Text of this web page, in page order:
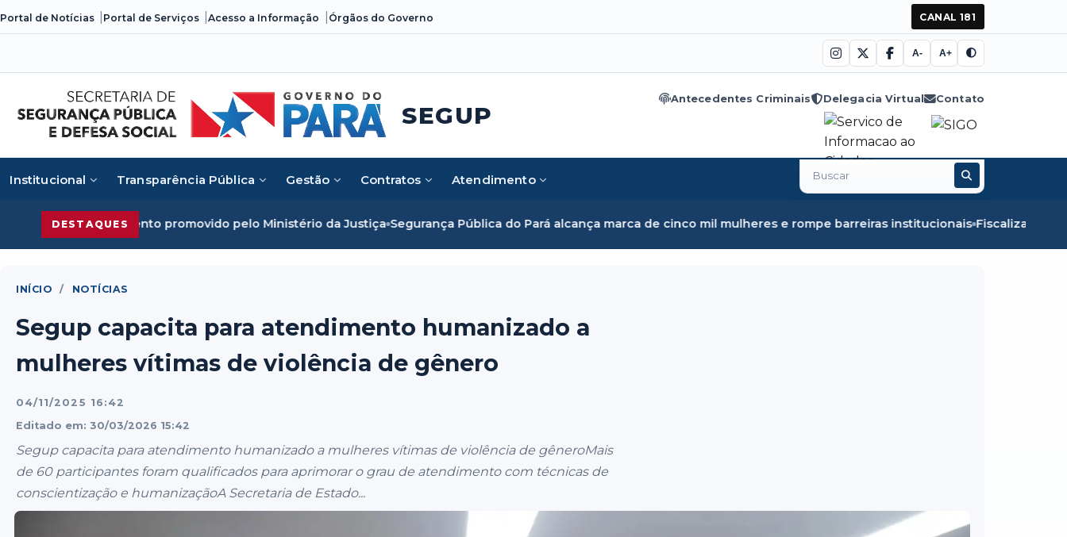
Portal de Notícias Portal de Serviços Acesso a Informação Órgãos do Governo CANAL 181
A- A+
SEGUP
Antecedentes Criminais Delegacia Virtual Contato
Institucional Transparência Pública Gestão Contratos Atendimento
Buscar
no
DESTAQUES
promovido pelo Ministério da Justiça Segurança Pública do Pará alcança marca de cinco mil mulheres e rompe barreiras institucionais Fiscalização em Óbidos apreende
INÍCIO / NOTÍCIAS
Segup capacita para atendimento humanizado a
mulheres vítimas de violência de gênero
04/11/2025 16:42
Editado em: 30/03/2026 15:42
Segup capacita para atendimento humanizado a mulheres vítimas de violência de gêneroMais
de 60 participantes foram qualificados para aprimorar o grau de atendimento com técnicas de
conscientização e humanizaçãoA Secretaria de Estado...